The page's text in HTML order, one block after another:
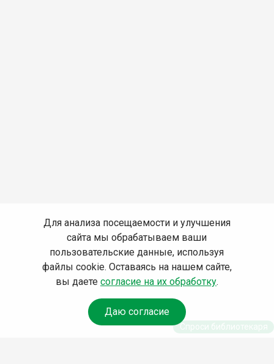
Для анализа посещаемости и улучшения
сайта мы обрабатываем ваши
пользовательские данные, используя
файлы cookie. Оставаясь на нашем сайте,
вы даете согласие на их обработку.
Даю согласие
Спроси библиотекаря